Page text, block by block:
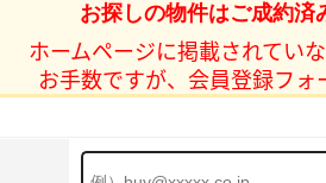
お探しの物件はご成約済
ホームページに掲載されてい
お手数ですが、会員登録フォ